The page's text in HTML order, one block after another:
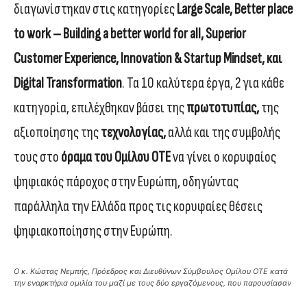
διαγωνίστηκαν στις κατηγορίεςLarge Scale,Better place
to work – Building a better world for all, Superior
Customer Experience, Innovation & Startup Mindset, και
Digital Transformation. Τα 10 καλύτερα έργα, 2 για κάθε
κατηγορία, επιλέχθηκαν βάσει τηςπρωτοτυπίας,της
αξιοποίησης τηςτεχνολογίας,αλλά και της συμβολής
τους στο όραμα του Ομίλου ΟΤΕνα γίνει ο κορυφαίος
ψηφιακός πάροχος στην Ευρώπη, οδηγώντας
παράλληλα την Ελλάδα προς τις κορυφαίες θέσεις
ψηφιακοποίησης στην Ευρώπη.
O κ. Κώστας Νεμπής, Πρόεδρος και Διευθύνων Σύμβουλος Ομίλου ΟΤΕ κατά
την εναρκτήρια ομιλία του μαζί με τους δύο εργαζόμενους, που παρουσίασαν